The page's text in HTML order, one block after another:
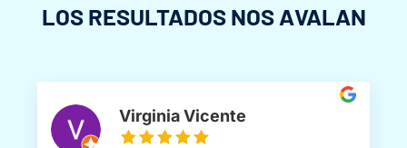
LOS RESULTADOS NOS AVALAN
Virginia Vicente